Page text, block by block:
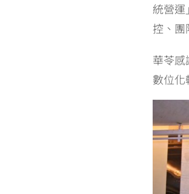
統營
控、團
華苓
數位化